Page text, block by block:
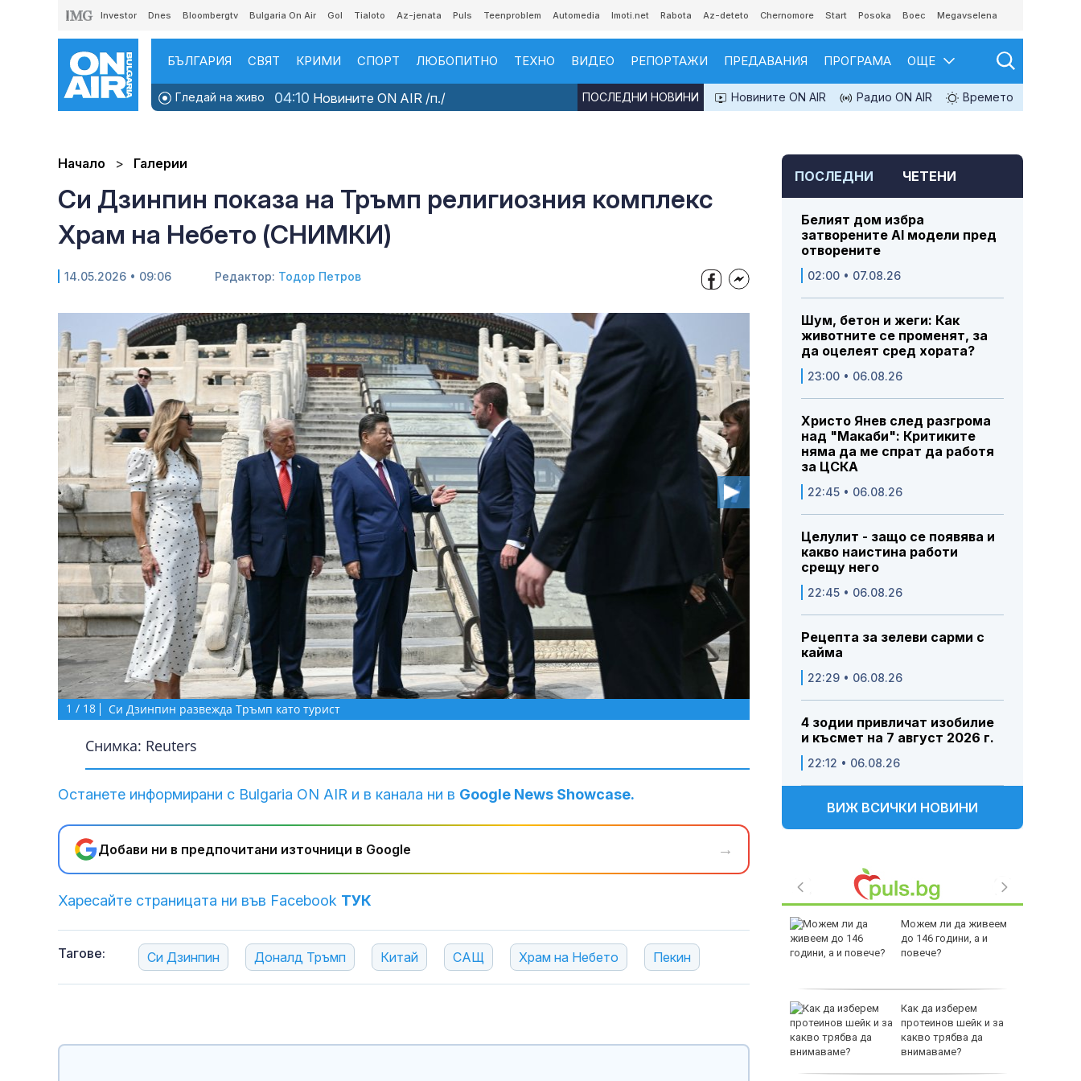
Investor Dnes Bloombergtv Bulgaria On Air Gol Tialoto Az-jenata Puls Teenproblem Automedia Imoti.net Rabota Az-deteto Chernomore Start Posoka Boec Megavselena
БЪЛГАРИЯ СВЯТ КРИМИ СПОРТ ЛЮБОПИТНО ТЕХНО ВИДЕО РЕПОРТАЖИ ПРЕДАВАНИЯ ПРОГРАМА ОЩЕ
Гледай на живо 04:10 Новините ON AIR /п./ Новините ON AIR Радио ON AIR Времето
ПОСЛЕДНИ НОВИНИ
Начало Галерии
Си Дзинпин показа на Тръмп религиозния комплекс
Храм на Небето (СНИМКИ)
14.05.2026 • 09:06 Редактор: Тодор Петров
1 / 18 Си Дзинпин развежда Тръмп като турист
Снимка: Reuters
Останете информирани с Bulgaria ON AIR и в канала ни в Google News Showcase.
Добави ни в предпочитани източници в Google →
Харесайте страницата ни във Facebook ТУК
Тагове: Си Дзинпин Доналд Тръмп Китай САЩ Храм на Небето Пекин
ПОСЛЕДНИ ЧЕТЕНИ
Белият дом избра
затворените AI модели пред
отворените
02:00 • 07.08.26
Шум, бетон и жеги: Как
животните се променят, за
да оцелеят сред хората?
23:00 • 06.08.26
Христо Янев след разгрома
над "Макаби": Критиките
няма да ме спрат да работя
за ЦСКА
22:45 • 06.08.26
Целулит - защо се появява и
какво наистина работи
срещу него
22:45 • 06.08.26
Рецепта за зелеви сарми с
кайма
22:29 • 06.08.26
4 зодии привличат изобилие
и късмет на 7 август 2026 г.
22:12 • 06.08.26
ВИЖ ВСИЧКИ НОВИНИ
руски войник облечен
в рокля (ВИДЕО 16+)
хеликоптери тренират
Можем ли да живеем
до 146 години, а и
повече?
Как да изберем
протеинов шейк и за
какво трябва да
внимаваме?